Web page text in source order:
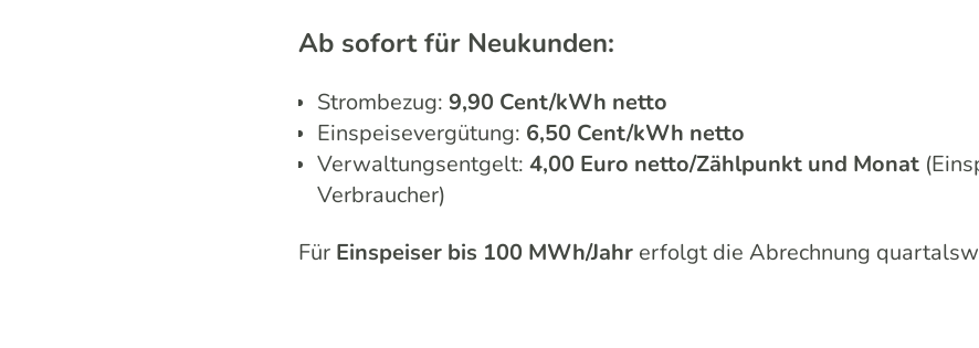
Ab sofort für Neukunden:
Strombezug:9,90 Cent/kWh netto
Einspeisevergütung: 6,50 Cent/kWh netto
Verwaltungsentgelt:4,00 Euro netto/Zählpunkt und Monat
Verbraucher)
Für Einspeiser bis 100 MWh/Jahrerfolgt die Abrechnung